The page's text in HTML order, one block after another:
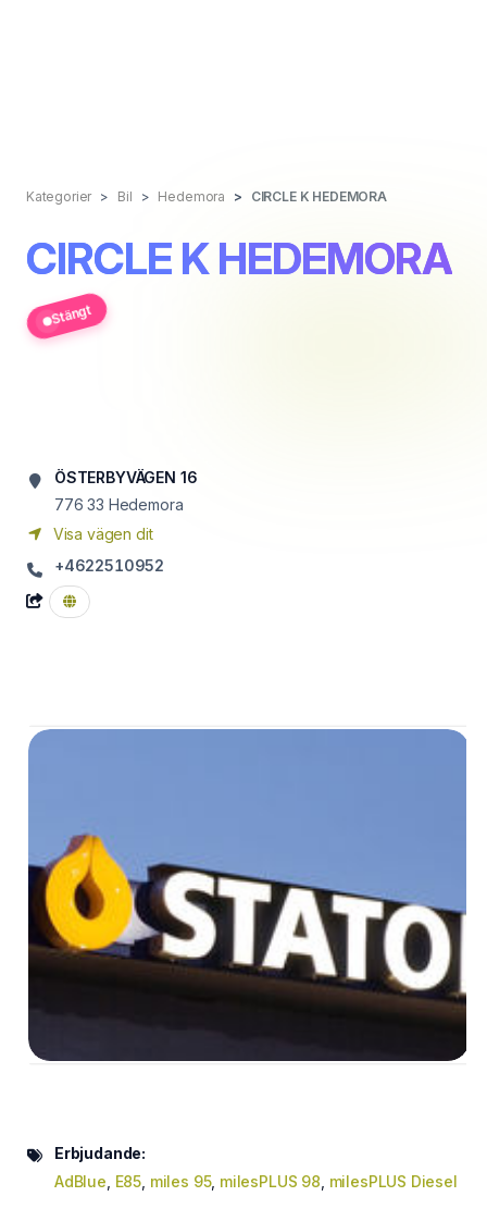
Kategorier Bil Hedemora CIRCLE K HEDEMORA
CIRCLE K HEDEMORA
Stängt
ÖSTERBYVÄGEN 16
776 33 Hedemora
Visa vägen dit
+4622510952
Erbjudande:
AdBlue E85 miles 95, milesPLUS 98 milesPLUS Diesel